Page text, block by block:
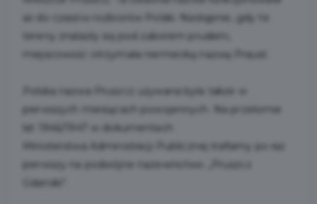
aż do czasów rozbiorów Polski. Następnie, gdy te
Polska nazwa Pruszcz używana była także w
pierwszych miesiącach powojennych. Na przełomie